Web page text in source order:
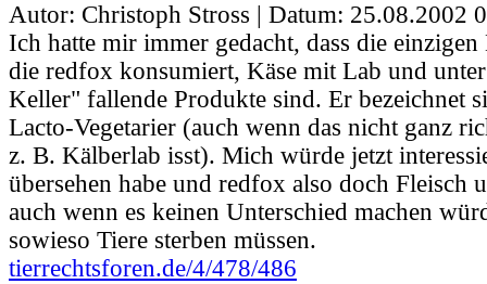
Autor: Christoph Stross | Datum: 25.08.2002
Ich hatte mir immer gedacht, dass die
die redfox konsumiert, Käse mit Lab und
Keller" fallende Produkte sind. Er bezeichnet
Lacto-Vegetarier (auch wenn das nicht ganz
z. B. Kälberlab isst). Mich würde jetzt
übersehen habe und redfox also doch Fleisch
auch wenn es keinen Unterschied machen
sowieso Tiere sterben müssen.
tierrechtsforen.de/4/478/486